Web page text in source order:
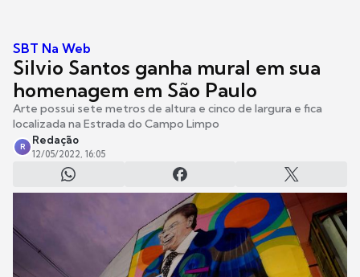
SBT Na Web
Silvio Santos ganha mural em sua
homenagem em São Paulo
Arte possui sete metros de altura e cinco de largura e fica
localizada na Estrada do Campo Limpo
R
Redação
12/05/2022, 16:05